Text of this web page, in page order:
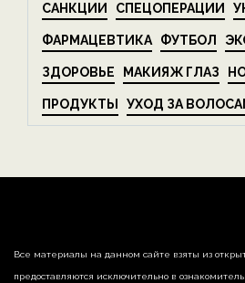
САНКЦИИ СПЕЦОПЕРАЦИИ
ФАРМАЦЕВТИКА ФУТБОЛ
ЗДОРОВЬЕ МАКИЯЖ ГЛАЗ
ПРОДУКТЫ УХОД ЗА
Все материалы на данном сайте взяты из
предоставляются исключительно в